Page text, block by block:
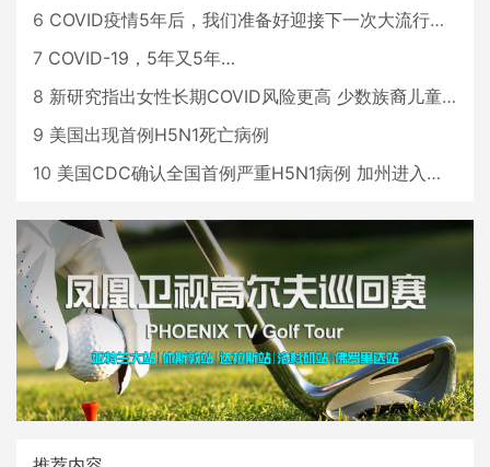
6 COVID疫情5年后，我们准备好迎接下一次大流行了吗？
7 COVID-19，5年又5年…
8 新研究指出女性长期COVID风险更高 少数族裔儿童存在差异
9 美国出现首例H5N1死亡病例
10 美国CDC确认全国首例严重H5N1病例 加州进入紧急状态